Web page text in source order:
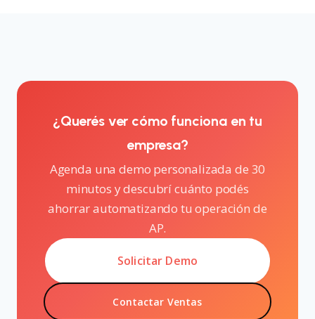
¿Querés ver cómo funciona en tu
empresa?
Agenda una demo personalizada de 30
minutos y descubrí cuánto podés
ahorrar automatizando tu operación de
AP.
Solicitar Demo
Contactar Ventas